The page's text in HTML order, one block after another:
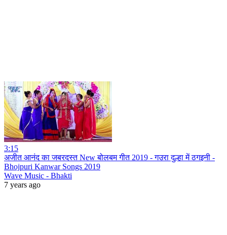
3:15
अजीत आनंद का जबरदस्त New बोलबम गीत 2019 - गउरा दुल्हा में ठगइनी -
Bhojpuri Kanwar Songs 2019
Wave Music - Bhakti
7 years ago